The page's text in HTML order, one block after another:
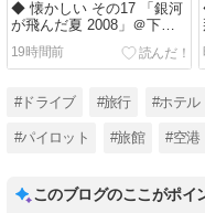
◆ 懐かしい その17 「銀河
が飛んだ夏 2008」＠下地
島（2026年7月）
19時間前
#ドライブ #旅行 #ホテル
#パイロット #旅館 #空港
このブログのここがポイ